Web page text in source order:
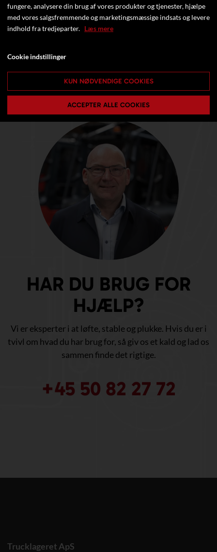
HAR DU BRUG FOR
HJÆLP?
Vi er eksperter i at løfte, stable og plukke. Hvis du er i
tvivl om hvad du har brug for, så giv os et kald og lad os
sammen finde det rigtige.
+45 50 82 27 72
Trucklageret ApS
fungere, analysere din brug af vores produkter og tjenester, hjælpe
med vores salgsfremmende og marketingsmæssige indsats og levere
indhold fra tredjeparter. Læs mere
Cookie indstillinger
KUN NØDVENDIGE COOKIES
ACCEPTER ALLE COOKIES